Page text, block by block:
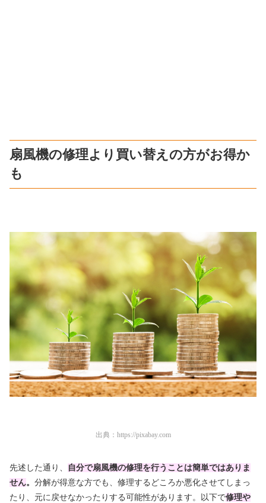
扇風機の修理より買い替えの方がお得か
も
出典： https://pixabay.com
先述した通り、
自分で扇風機の修理を行うことは簡単ではありま
せん。 分解が得意な方でも、修理するどころか悪化させてしまっ
たり、元に戻せなかったりする可能性があります。以下で修理や